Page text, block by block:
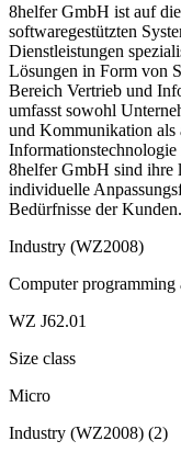
8helfer GmbH ist auf
softwaregestützten
Dienstleistungen
Lösungen in Form von
Bereich Vertrieb und
umfasst sowohl
und Kommunikation als
8helfer GmbH sind ihre
individuelle
Bedürfnisse der Kunden.
Industry (WZ2008)
Computer programming
WZ J62.01
Size class
Micro
Industry (WZ2008) (2)